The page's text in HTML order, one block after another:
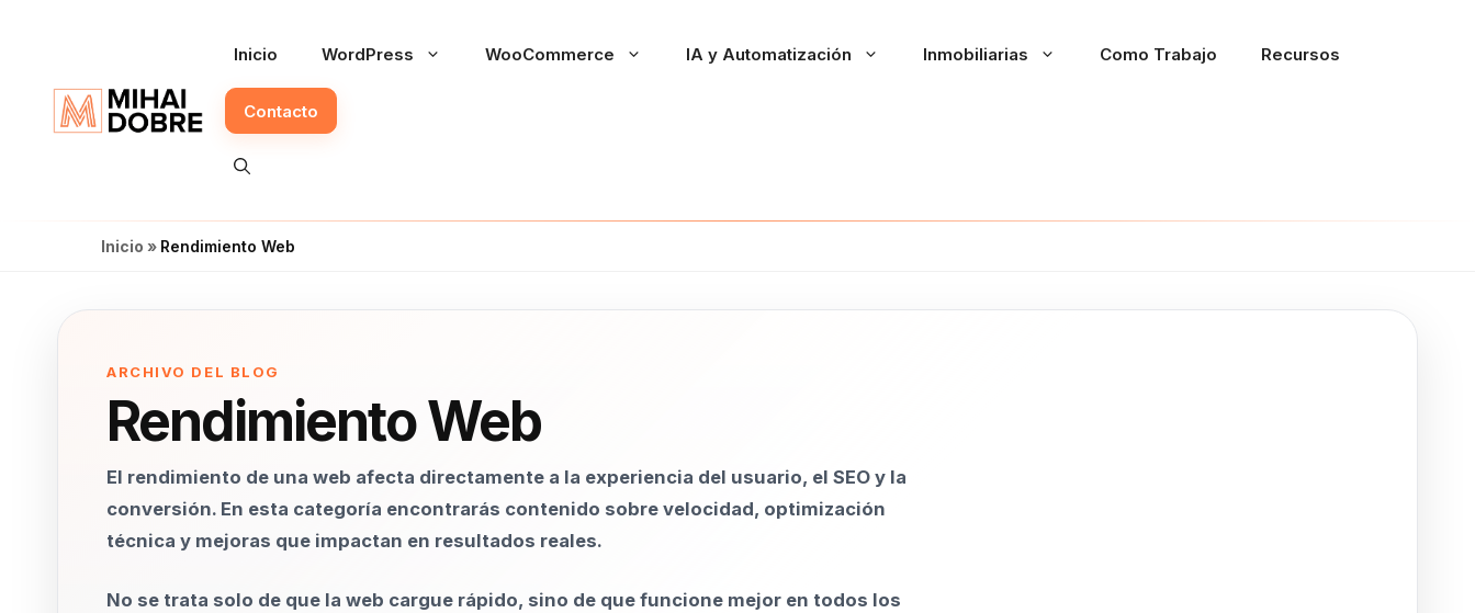
Inicio WordPress WooCommerce IA y Automatización Inmobiliarias Como Trabajo Recursos
Contacto
Inicio » Rendimiento Web
Rendimiento Web
El rendimiento de una web afecta directamente a la experiencia del usuario, el SEO y la
conversión. En esta categoría encontrarás contenido sobre velocidad, optimización
técnica y mejoras que impactan en resultados reales.
No se trata solo de que la web cargue rápido, sino de que funcione mejor en todos los